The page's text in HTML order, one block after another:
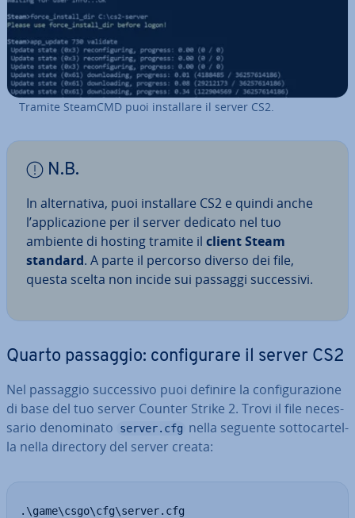
Tramite SteamCMD puoi in­stal­la­re il server CS2.
N.B.
In al­ter­na­ti­va, puoi in­stal­la­re CS2 e quindi anche
l’ap­pli­ca­zio­ne per il server dedicato nel tuo
ambiente di hosting tramite il client Steam
standard. A parte il percorso diverso dei file,
questa scelta non incide sui passaggi suc­ces­si­vi.
Quarto passaggio: con­fi­gu­ra­re il server CS2
Nel passaggio suc­ces­si­vo puoi definire la con­fi­gu­ra­zio­ne
di base del tuo server Counter Strike 2. Trovi il file ne­ces­
sa­rio de­no­mi­na­to
server.cfg nella seguente sot­to­car­tel­
la nella directory del server creata:
.\game\csgo\cfg\server.cfg